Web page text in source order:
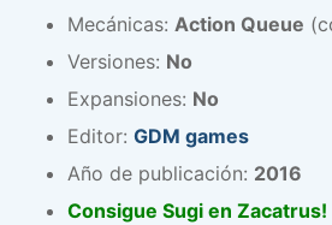
Mecánicas: Action Queue
Versiones: No
Expansiones: No
Editor: GDM games
Año de publicación: 2016
Consigue Sugi en Zacatrus!